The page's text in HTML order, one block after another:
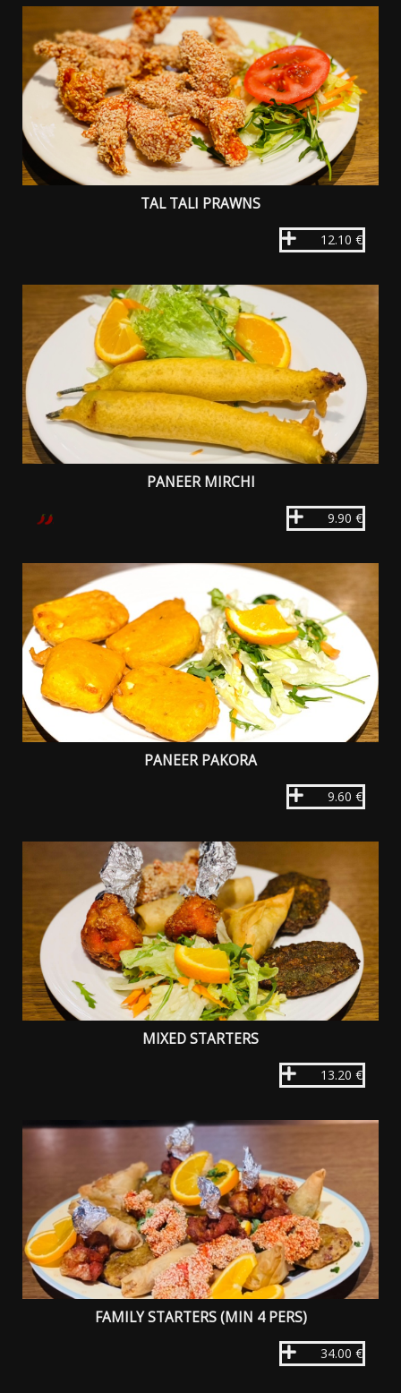
TAL TALI PRAWNS
12.10 €
PANEER MIRCHI
9.90 €
PANEER PAKORA
9.60 €
MIXED STARTERS
13.20 €
FAMILY STARTERS (MIN 4 PERS)
34.00 €